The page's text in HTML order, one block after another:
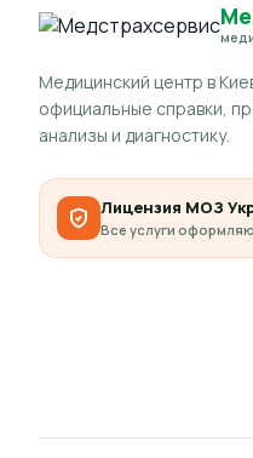
Медицинский центр в
официальные справки,
анализы и диагностику.
Лицензия МОЗ
Все услуги